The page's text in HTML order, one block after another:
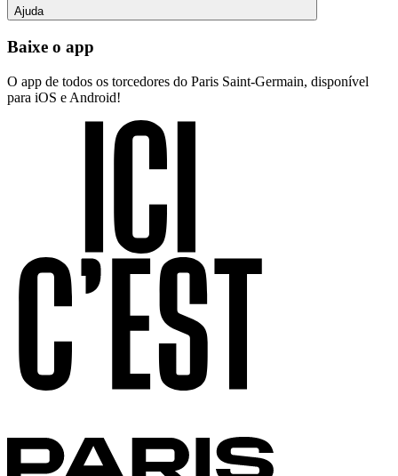
Ajuda
Baixe o app
O app de todos os torcedores do Paris Saint-Germain, disponível
para iOS e Android!